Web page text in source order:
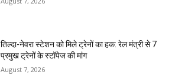
तिल्दा-नेवरा स्टेशन को मिले ट्रेनों का हक: रेल मंत्री से 7
प्रमुख ट्रेनों के स्टॉपेज की मांग
August 7, 2026